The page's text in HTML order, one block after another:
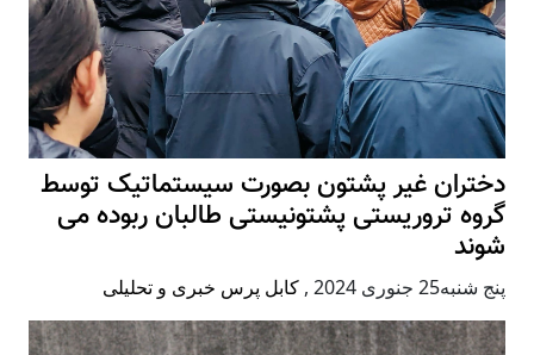
دختران غیر پشتون بصورت سیستماتیک توسط
گروه تروریستی پشتونیستی طالبان ربوده می
شوند
پنج شنبه25 جنوری 2024 , کابل پرس خبری و تحلیلی